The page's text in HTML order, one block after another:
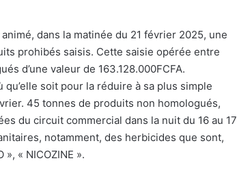
dans la matinée du 21 février 2025, une
prohibés saisis. Cette saisie opérée entre
d’une valeur de 163.128.000FCFA.
soit pour la réduire à sa plus simple
45 tonnes de produits non homologués,
du circuit commercial dans la nuit du 16 au 17
notamment, des herbicides que sont,
», « NICOZINE ».